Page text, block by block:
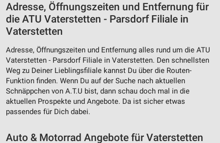
Adresse, Öffnungszeiten und Entfernung für
die ATU Vaterstetten - Parsdorf Filiale in
Vaterstetten
Adresse, Öffnungszeiten und Entfernung alles rund um die ATU
Vaterstetten - Parsdorf Filiale in Vaterstetten. Den schnellsten
Weg zu Deiner Lieblingsfiliale kannst Du über die Routen-
Funktion finden. Wenn Du auf der Suche nach aktuellen
Schnäppchen von A.T.U bist, dann schau doch mal in die
aktuellen Prospekte und Angebote. Da ist sicher etwas
passendes für Dich dabei.
Auto & Motorrad Angebote für Vaterstetten
IAB-Besonderheiten:
Verwendung genauer Standortdaten
Informationen identifizieren
Nicht-IAB-Verarbeitungszwecke:
Notwendig
Performance